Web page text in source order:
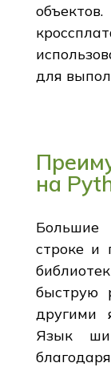
для
на
строке и
быструю
другими
Язык